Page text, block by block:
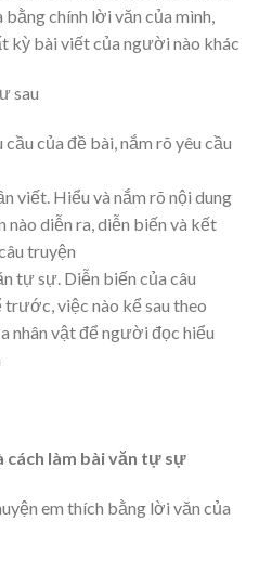
chính lời văn của mình,
kỳ bài viết của người nào khác
sau
của đề bài, nắm rõ yêu cầu
viết. Hiểu và nắm rõ nội dung
nào diễn ra, diễn biến và kết
truyện
tự sự. Diễn biến của câu
trước, việc nào kể sau theo
nhân vật để người đọc hiểu
cách làm bài văn tự sự
em thích bằng lời văn của